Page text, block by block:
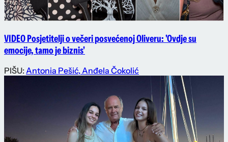
VIDEO Posjetitelji o večeri posvećenoj Oliveru: 'Ovdje su
emocije, tamo je biznis'
PIŠU: Antonia Pešić,Anđela Čokolić